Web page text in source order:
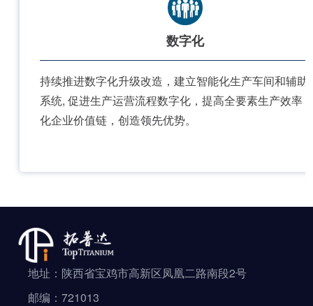
数字化
持续推进数字化升级改造，建立智能化生产车间和辅助
系统, 促进生产运营流程数字化，提高全要素生产效率
化企业价值链，创造领先优势。
地址：陕西省宝鸡市高新区凤凰二路南段2号
邮编：721013